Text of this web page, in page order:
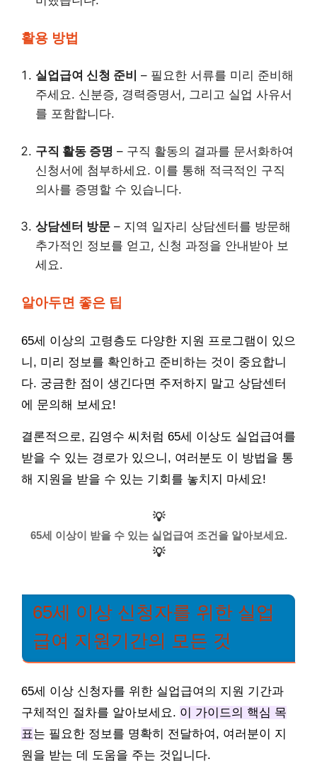
활용 방법
실업급여 신청 준비 – 필요한 서류를 미리 준비해
주세요. 신분증, 경력증명서, 그리고 실업 사유서
를 포함합니다.
구직 활동 증명 – 구직 활동의 결과를 문서화하여
신청서에 첨부하세요. 이를 통해 적극적인 구직
의사를 증명할 수 있습니다.
상담센터 방문 – 지역 일자리 상담센터를 방문해
추가적인 정보를 얻고, 신청 과정을 안내받아 보
세요.
알아두면 좋은 팁
65세 이상의 고령층도 다양한 지원 프로그램이 있으
니, 미리 정보를 확인하고 준비하는 것이 중요합니
다. 궁금한 점이 생긴다면 주저하지 말고 상담센터
에 문의해 보세요!
결론적으로, 김영수 씨처럼 65세 이상도 실업급여를
받을 수 있는 경로가 있으니, 여러분도 이 방법을 통
해 지원을 받을 수 있는 기회를 놓치지 마세요!
💡
65세 이상이 받을 수 있는 실업급여 조건을 알아보세요.
💡
65세 이상 신청자를 위한 실업
급여 지원기간의 모든 것
65세 이상 신청자를 위한 실업급여의 지원 기간과
구체적인 절차를 알아보세요. 이 가이드의 핵심 목
표는 필요한 정보를 명확히 전달하여, 여러분이 지
원을 받는 데 도움을 주는 것입니다.